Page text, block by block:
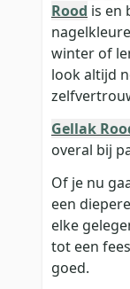
Rood is en
winter of
look altijd
Gellak
overal bij
Of je nu
een
elke
tot een
goed.